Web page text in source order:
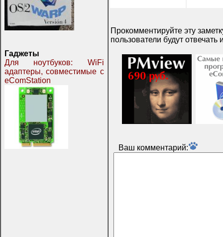
Гаджеты
Для ноутбуков: WiFi
адаптеры, совместимые с
eComStation
Прокомментируйте эту
пользователи будут отвечать
Ваш комментарий: